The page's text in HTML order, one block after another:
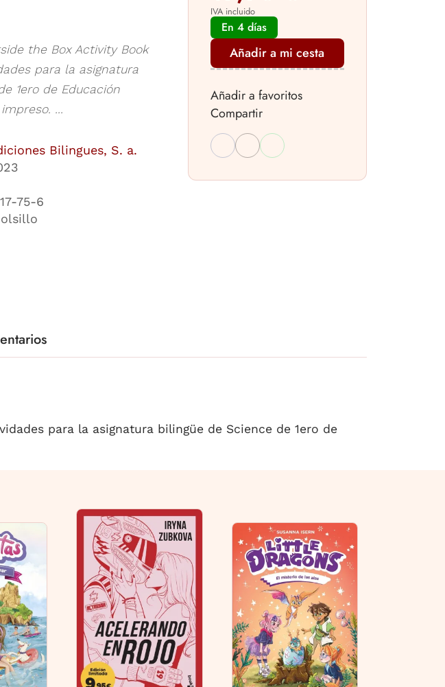
the Box Activity Book
para la asignatura
1ero de Educación
...
Bilingues, S. a.
75-6
IVA incluido
En 4 días
Añadir a mi cesta
Añadir a favoritos
Compartir
para la asignatura bilingüe de Science de 1ero de